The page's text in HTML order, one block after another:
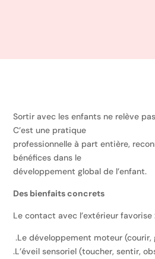
Sortir avec les enfants ne relève
C’est une pratique
professionnelle à part entière,
bénéfices dans le
développement global de l’enfant.
Des bienfaits concrets
Le contact avec l’extérieur favorise
.Le développement moteur (courir,
.L’éveil sensoriel (toucher, sentir,